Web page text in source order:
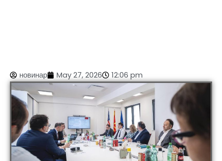
новинар May 27, 2026 12:06 pm